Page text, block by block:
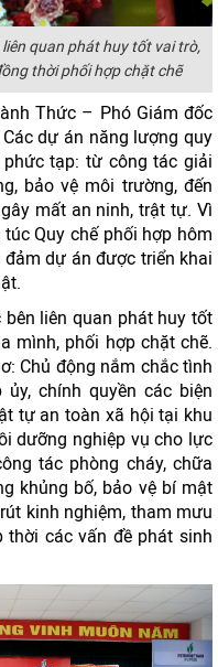
quan phát huy tốt vai trò,
thời phối hợp chặt chẽ
Thức – Phó Giám đốc
dự án năng lượng quy
tạp: từ công tác giải
bảo vệ môi trường, đến
mất an ninh, trật tự. Vì
Quy chế phối hợp hôm
dự án được triển khai
liên quan phát huy tốt
mình, phối hợp chặt chẽ.
Chủ động nắm chắc tình
chính quyền các biện
tự an toàn xã hội tại khu
dưỡng nghiệp vụ cho lực
tác phòng cháy, chữa
khủng bố, bảo vệ bí mật
kinh nghiệm, tham mưu
thời các vấn đề phát sinh